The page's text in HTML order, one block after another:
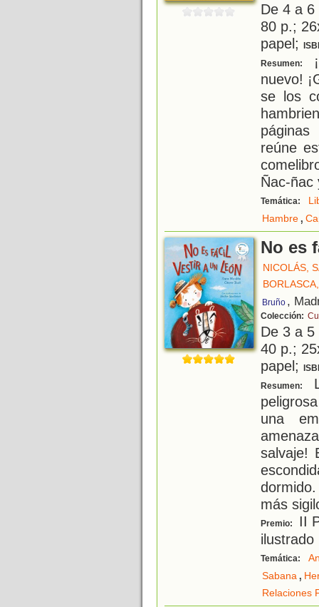
De 4 a
80 p.;
papel;
Resumen:
nuevo!
se los
reúne
Ñac-ñac
Temática:
Hambre,
No es
NICOLÁS,
Bruño ,
Colección:
De 3 a
40 p.;
papel;
Resumen:
una
salvaje!
más
Premio:
II
ilustrado
Temática:
Sabana,
Relaciones